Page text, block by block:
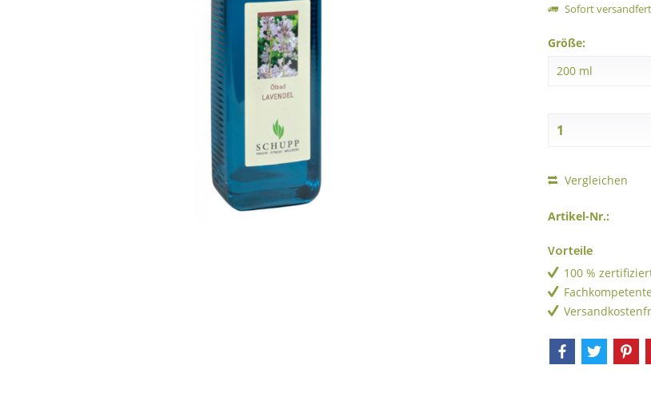
Sofort
Größe:
Vergleichen
Artikel-Nr.:
Vorteile
100 %